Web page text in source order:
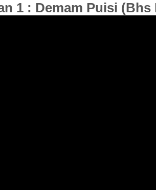
1 : Demam Puisi (Bhs